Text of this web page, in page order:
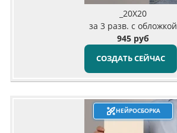
_20X20
за 3 разв. с обложкой
945 руб
СОЗДАТЬ СЕЙЧАС
НЕЙРОСБОРКА